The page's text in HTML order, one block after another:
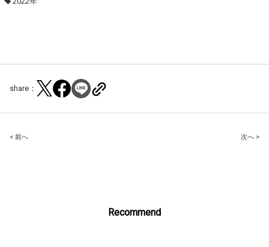
share：
Post
< 前へ 次へ >
Recommend